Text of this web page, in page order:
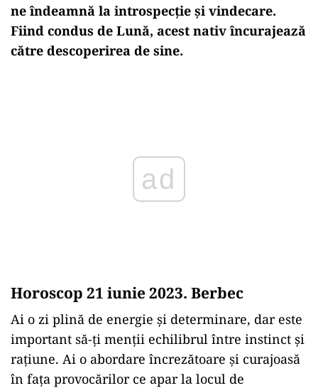
ne îndeamnă la introspecție și vindecare.
Fiind condus de Lună, acest nativ încurajează
către descoperirea de sine.
Horoscop 21 iunie 2023. Berbec
Ai o zi plină de energie și determinare, dar este
important să-ți menții echilibrul între instinct și
rațiune. Ai o abordare încrezătoare și curajoasă
în fața provocărilor ce apar la locul de